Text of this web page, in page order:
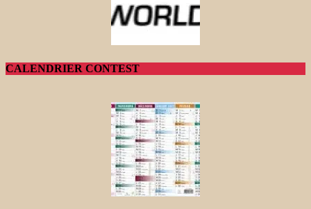
CALENDRIER CONTEST